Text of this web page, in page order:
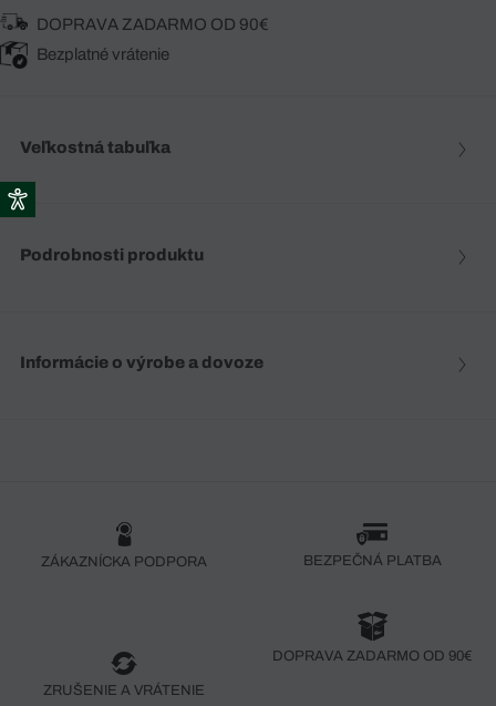
DOPRAVA ZADARMO OD 90€
Bezplatné vrátenie
Veľkostná tabuľka
Podrobnosti produktu
Informácie o výrobe a dovoze
ZÁKAZNÍCKA PODPORA BEZPEČNÁ PLATBA
ZRUŠENIE A VRÁTENIE
DOPRAVA ZADARMO OD 90€